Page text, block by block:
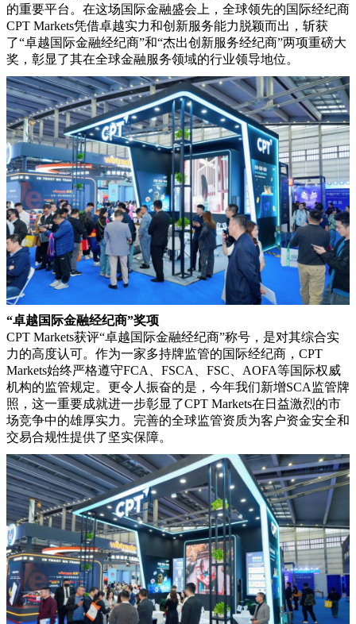
的重要平台。在这场国际金融盛会上，全球领先的国际经纪商
CPT Markets凭借卓越实力和创新服务能力脱颖而出，斩获
了“卓越国际金融经纪商”和“杰出创新服务经纪商”两项重磅大
奖，彰显了其在全球金融服务领域的行业领导地位。
“卓越国际金融经纪商”奖项
CPT Markets获评“卓越国际金融经纪商”称号，是对其综合实
力的高度认可。作为一家多持牌监管的国际经纪商，CPT
Markets始终严格遵守FCA、FSCA、FSC、AOFA等国际权威
机构的监管规定。更令人振奋的是，今年我们新增SCA监管牌
照，这一重要成就进一步彰显了CPT Markets在日益激烈的市
场竞争中的雄厚实力。完善的全球监管资质为客户资金安全和
交易合规性提供了坚实保障。